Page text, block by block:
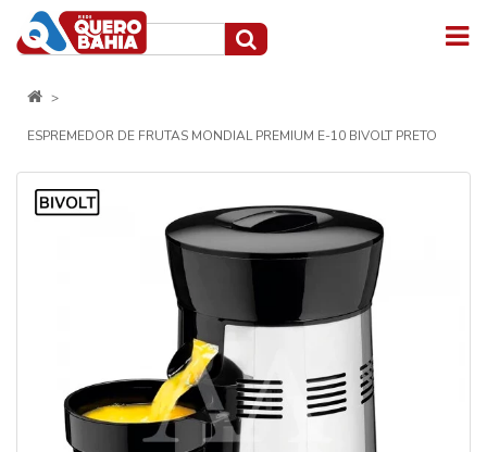
ESPREMEDOR DE FRUTAS MONDIAL PREMIUM E-10 BIVOLT PRETO